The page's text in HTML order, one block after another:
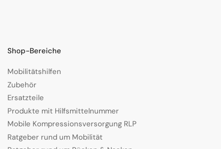
Shop-Bereiche
Mobilitätshilfen
Zubehör
Ersatzteile
Produkte mit Hilfsmittelnummer
Mobile Kompressionsversorgung RLP
Ratgeber rund um Mobilität